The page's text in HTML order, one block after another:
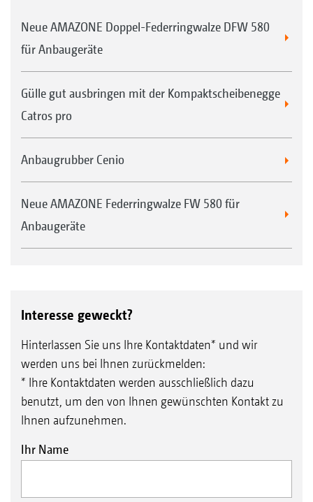
Neue AMAZONE Doppel-Federringwalze DFW 580
für Anbaugeräte
Gülle gut ausbringen mit der Kompaktscheibenegge
Catros pro
Anbaugrubber Cenio
Neue AMAZONE Federringwalze FW 580 für
Anbaugeräte
Interesse geweckt?
Hinterlassen Sie uns Ihre Kontaktdaten* und wir
werden uns bei Ihnen zurückmelden:
* Ihre Kontaktdaten werden ausschließlich dazu
benutzt, um den von Ihnen gewünschten Kontakt zu
Ihnen aufzunehmen.
Ihr Name